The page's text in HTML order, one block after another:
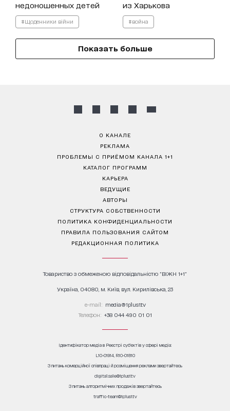
недоношенных детей
#Щоденники війни
из Харькова
#война
Показать больше
О КАНАЛЕ
РЕКЛАМА
ПРОБЛЕМЫ С ПРИЁМОМ КАНАЛА 1+1
КАТАЛОГ ПРОГРАММ
КАРЬЕРА
ВЕДУЩИЕ
АВТОРЫ
СТРУКТУРА СОБСТВЕННОСТИ
ПОЛИТИКА КОНФИДЕНЦИАЛЬНОСТИ
ПРАВИЛА ПОЛЬЗОВАНИЯ САЙТОМ
РЕДАКЦИОННАЯ ПОЛИТИКА
Товариство з обмеженою відповідальністю "ВІЖН 1+1"
Україна, 04080, м. Київ, вул. Кирилівська, 23
е-mail: media@1plus1.tv
Телефон: +38 044 490 01 01
Ідентифікатор медіа в Реєстрі суб’єктів у сфері медіа:
L10-01914, R10-01810
З питань комерційної співпраці й розміщення реклами звертайтесь
digital.sale@1plus1.tv
З питань алгоритмічних продажів звертайтесь
traffic-team@1plus1.tv